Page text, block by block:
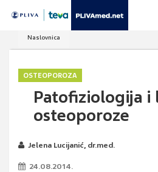
Naslovnica
OSTEOPOROZA
Patofiziologija i
osteoporoze
Jelena Lucijanić, dr.med.
24.08.2014.